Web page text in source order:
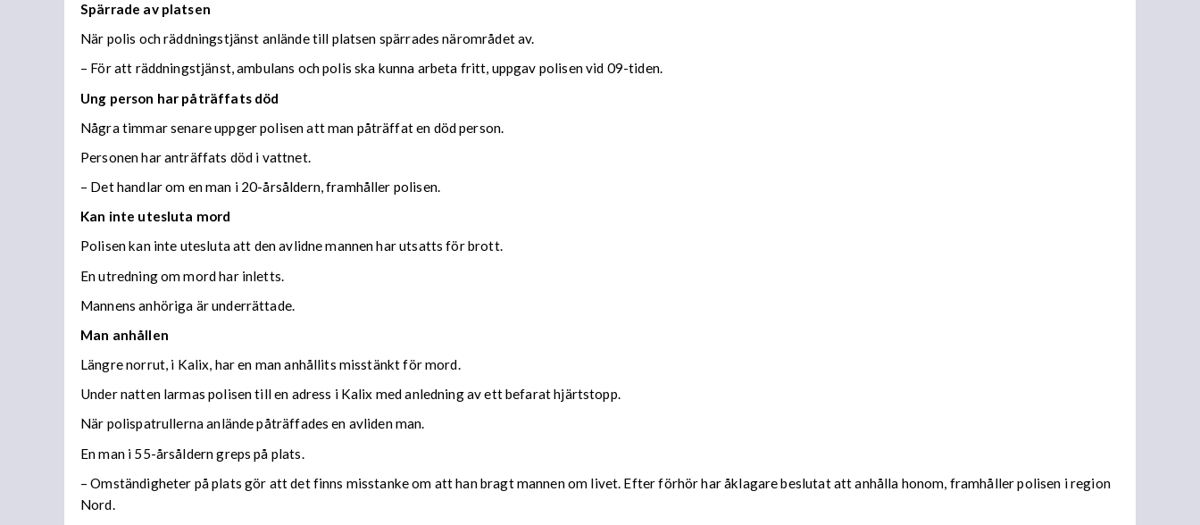
Spärrade av platsen
När polis och räddningstjänst anlände till platsen spärrades närområdet av.
– För att räddningstjänst, ambulans och polis ska kunna arbeta fritt, uppgav polisen vid 09-tiden.
Ung person har påträffats död
Några timmar senare uppger polisen att man påträffat en död person.
Personen har anträffats död i vattnet.
– Det handlar om en man i 20-årsåldern, framhåller polisen.
Kan inte utesluta mord
Polisen kan inte utesluta att den avlidne mannen har utsatts för brott.
En utredning om mord har inletts.
Mannens anhöriga är underrättade.
Man anhållen
Längre norrut, i Kalix, har en man anhållits misstänkt för mord.
Under natten larmas polisen till en adress i Kalix med anledning av ett befarat hjärtstopp.
När polispatrullerna anlände påträffades en avliden man.
En man i 55-årsåldern greps på plats.
– Omständigheter på plats gör att det finns misstanke om att han bragt mannen om livet. Efter förhör har åklagare beslutat att anhålla honom, framhåller polisen i region
Nord.